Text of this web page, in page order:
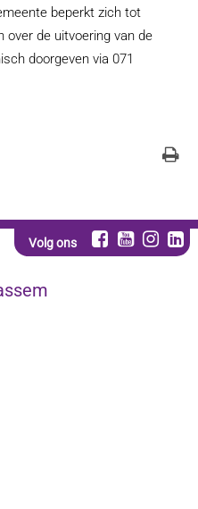
beperkt zich tot
over de uitvoering van de
doorgeven via 071
Volg ons